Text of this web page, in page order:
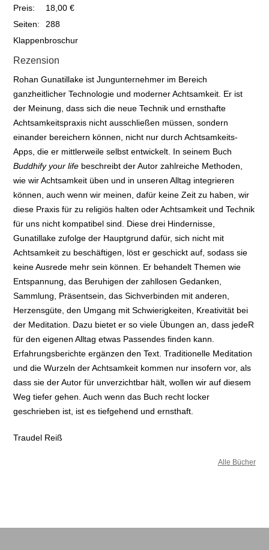
Preis:
18,00 €
Seiten:
288
Klappenbroschur
Rezension
Rohan Gunatillake ist Jungunternehmer im Bereich
ganzheitlicher Technologie und moderner Achtsamkeit. Er ist
der Meinung, dass sich die neue Technik und ernsthafte
Achtsamkeitspraxis nicht ausschließen müssen, sondern
einander bereichern können, nicht nur durch Achtsamkeits-
Apps, die er mittlerweile selbst entwickelt. In seinem Buch
Buddhify your life beschreibt der Autor zahlreiche Methoden,
wie wir Achtsamkeit üben und in unseren Alltag integrieren
können, auch wenn wir meinen, dafür keine Zeit zu haben, wir
diese Praxis für zu religiös halten oder Achtsamkeit und Technik
für uns nicht kompatibel sind. Diese drei Hindernisse,
Gunatillake zufolge der Hauptgrund dafür, sich nicht mit
Achtsamkeit zu beschäftigen, löst er geschickt auf, sodass sie
keine Ausrede mehr sein können. Er behandelt Themen wie
Entspannung, das Beruhigen der zahllosen Gedanken,
Sammlung, Präsentsein, das Sichverbinden mit anderen,
Herzensgüte, den Umgang mit Schwierigkeiten, Kreativität bei
der Meditation. Dazu bietet er so viele Übungen an, dass jedeR
für den eigenen Alltag etwas Passendes finden kann.
Erfahrungsberichte ergänzen den Text. Traditionelle Meditation
und die Wurzeln der Achtsamkeit kommen nur insofern vor, als
dass sie der Autor für unverzichtbar hält, wollen wir auf diesem
Weg tiefer gehen. Auch wenn das Buch recht locker
geschrieben ist, ist es tiefgehend und ernsthaft.
Traudel Reiß
Alle Bücher